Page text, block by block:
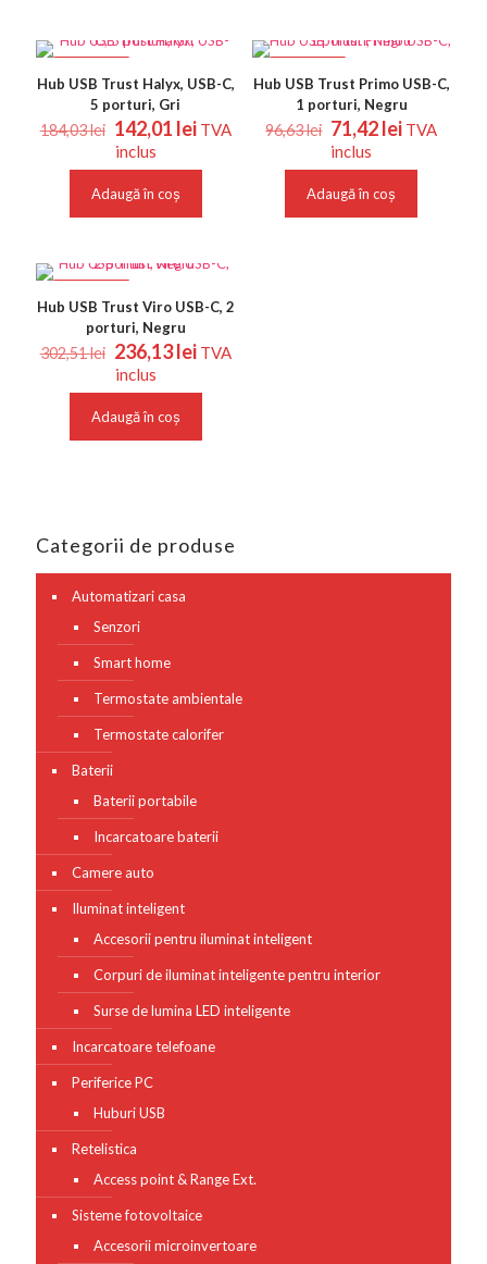
Hub USB Trust Halyx, USB-C,
5 porturi, Gri
184,03lei Prețul
inițial
a
fost:
184,03 lei.
142,01 leiPrețul
este:
TVA
inclus
Adaugă în coș
Hub USB Trust Primo USB-C,
1 porturi, Negru
96,63lei Prețul
inițial
a
fost:
96,63 lei.
71,42leiPrețul
este:
TVA
inclus
Adaugă în coș
Hub USB Trust Viro USB-C, 2
porturi, Negru
302,51lei Prețul
inițial
a
fost:
302,51 lei.
236,13leiPrețul
este:
TVA
inclus
Adaugă în coș
Categorii de produse
Automatizari casa
Senzori
Smart home
Termostate ambientale
Termostate calorifer
Baterii
Baterii portabile
Incarcatoare baterii
Camere auto
Iluminat inteligent
Accesorii pentru iluminat inteligent
Corpuri de iluminat inteligente pentru interior
Surse de lumina LED inteligente
Incarcatoare telefoane
Periferice PC
Huburi USB
Retelistica
Access point & Range Ext.
Sisteme fotovoltaice
Accesorii microinvertoare